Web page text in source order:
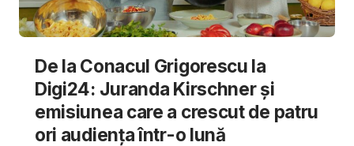
De la Conacul Grigorescu la
Digi24: Juranda Kirschner și
emisiunea care a crescut de patru
ori audiența într-o lună